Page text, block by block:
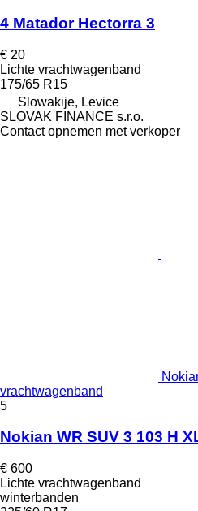
4 Matador Hectorra 3
€ 20
Lichte vrachtwagenband
175/65 R15
Slowakije, Levice
SLOVAK FINANCE s.r.o.
Contact opnemen met verkoper
vrachtwagenband
5
Nokian WR SUV 3 103 H
€ 600
Lichte vrachtwagenband
winterbanden